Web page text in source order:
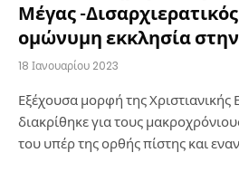
Μέγας -
ομώνυμη εκκλησία
18 Ιανουαρίου 2023
Εξέχουσα μορφή της Χριστιανικής
διακρίθηκε για τους
του υπέρ της ορθής πίστης και